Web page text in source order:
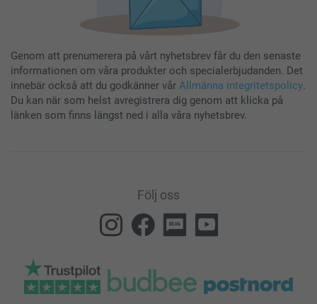
Genom att prenumerera på vårt nyhetsbrev får du den senaste
informationen om våra produkter och specialerbjudanden. Det
innebär också att du godkänner vår Allmänna integritetspolicy.
Du kan när som helst avregistrera dig genom att klicka på
länken som finns längst ned i alla våra nyhetsbrev.
Följ oss